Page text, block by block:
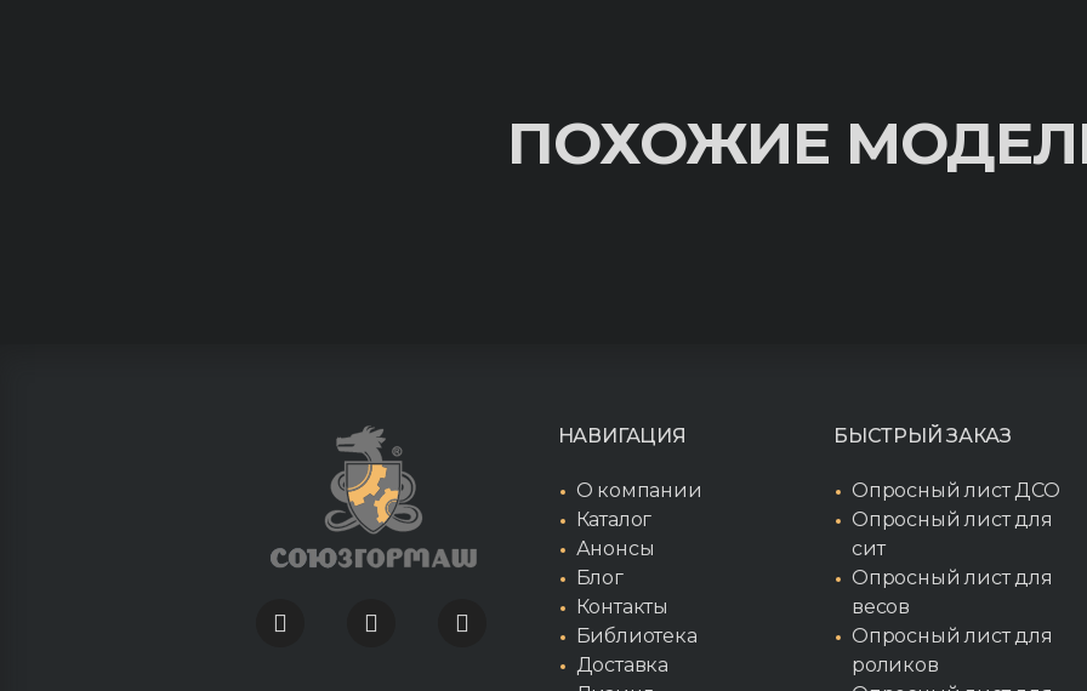
ПОХОЖИЕ
НАВИГАЦИЯ
О компании
Каталог
Анонсы
Блог
Контакты
Библиотека
Доставка
БЫСТРЫЙ ЗАКАЗ
Опросный лист ДСО
Опросный лист для
сит
Опросный лист для
весов
Опросный лист для
роликов